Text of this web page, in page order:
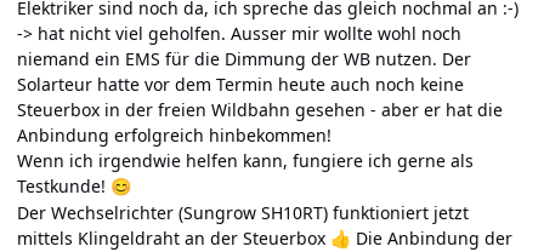
Elektriker sind noch da, ich spreche das gleich nochmal an :-)
-> hat nicht viel geholfen. Ausser mir wollte wohl noch
niemand ein EMS für die Dimmung der WB nutzen. Der
Solarteur hatte vor dem Termin heute auch noch keine
Steuerbox in der freien Wildbahn gesehen - aber er hat die
Anbindung erfolgreich hinbekommen!
Wenn ich irgendwie helfen kann, fungiere ich gerne als
Testkunde! 😊
Der Wechselrichter (Sungrow SH10RT) funktioniert jetzt
mittels Klingeldraht an der Steuerbox 👍 Die Anbindung der